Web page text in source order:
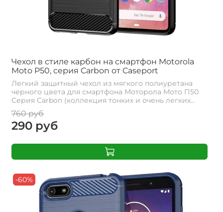
Чехол в стиле карбон на смартфон Motorola
Moto P50, серия Carbon от Caseport
Легкий защитный чехол из мягкого полиуретана
черного цвета для смартфона Моторола Мото П50
Серия Carbon (коллекция тонких и очень легких...
760 руб
290 руб
-60%